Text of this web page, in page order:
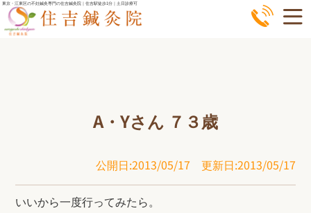
コ
ン
東京・江東区の不妊鍼灸専門の住吉鍼灸院｜住吉駅徒歩1分｜土日診療可
A・Yさん ７３歳
公開日:2013/05/17 更新日:2013/05/17
いいから一度行ってみたら。